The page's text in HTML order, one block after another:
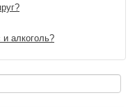
алкоголь?